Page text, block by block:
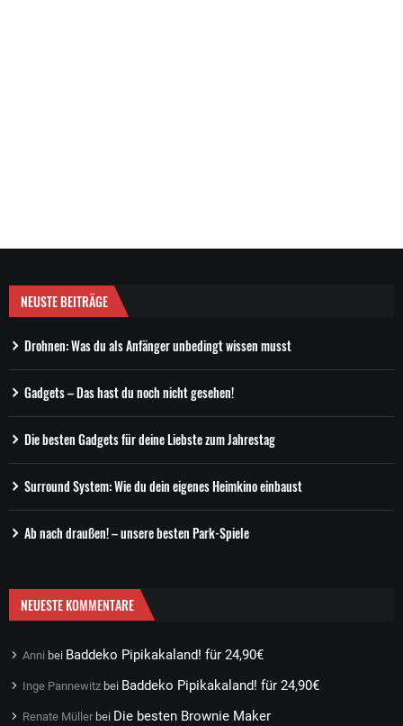
NEUSTE BEITRÄGE
Drohnen: Was du als Anfänger unbedingt wissen musst
Gadgets – Das hast du noch nicht gesehen!
Die besten Gadgets für deine Liebste zum Jahrestag
Surround System: Wie du dein eigenes Heimkino einbaust
Ab nach draußen! – unsere besten Park-Spiele
NEUESTE KOMMENTARE
Anni bei Baddeko Pipikakaland! für 24,90€
Inge Pannewitz bei Baddeko Pipikakaland! für 24,90€
Renate Müller bei Die besten Brownie Maker